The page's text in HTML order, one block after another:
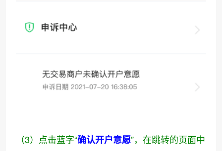
（3）点击蓝字“确认开户意愿”，在跳转的页面中